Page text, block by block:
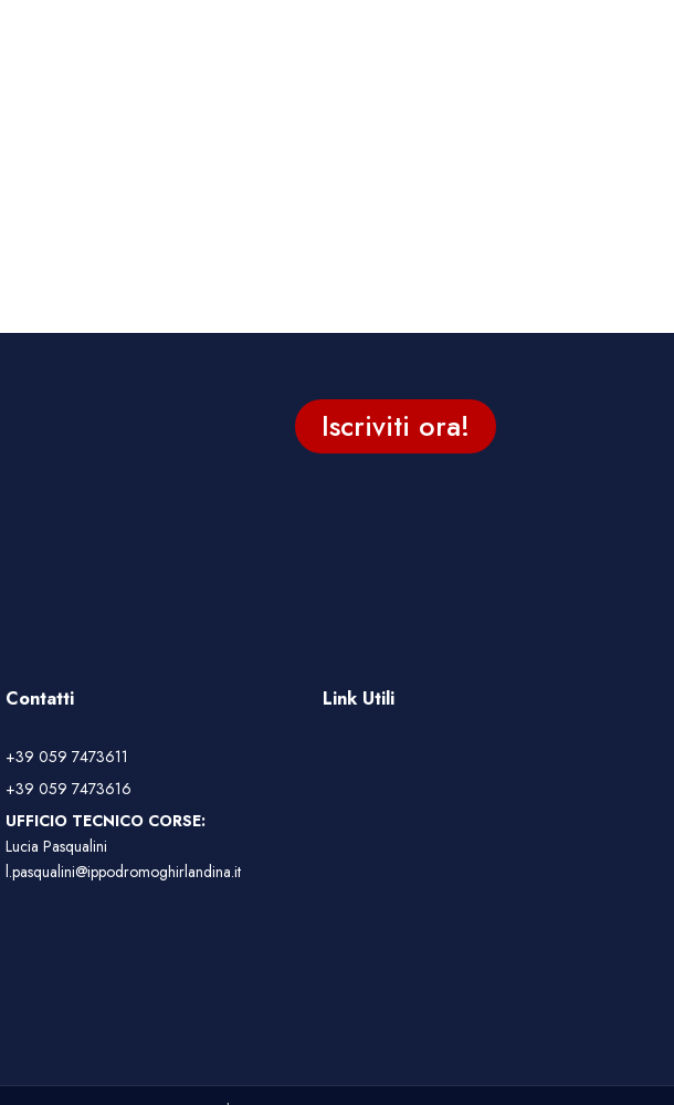
Iscriviti ora!
Contatti
+39 059 7473611
+39 059 7473616
UFFICIO TECNICO CORSE:
Lucia Pasqualini
l.pasqualini@ippodromoghirlandina.it
Link Utili